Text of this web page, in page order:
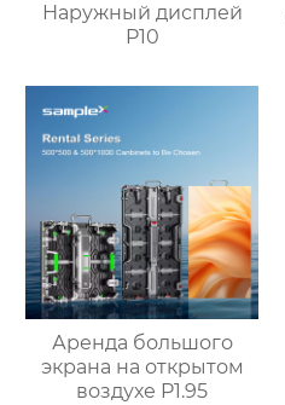
Наружный дисплей
P10
Аренда большого
экрана на открытом
воздухе P1.95